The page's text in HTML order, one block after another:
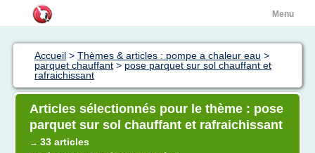
Menu
Accueil > Thèmes & articles : pompe a chaleur eau >
parquet chauffant > pose parquet sur sol chauffant et
rafraichissant
Articles sélectionnés pour le thème : pose
parquet sur sol chauffant et rafraichissant
→ 33 articles